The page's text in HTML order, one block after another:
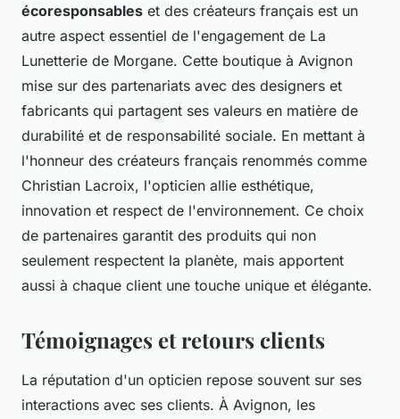
écoresponsables et des créateurs français est un
autre aspect essentiel de l'engagement de La
Lunetterie de Morgane. Cette boutique à Avignon
mise sur des partenariats avec des designers et
fabricants qui partagent ses valeurs en matière de
durabilité et de responsabilité sociale. En mettant à
l'honneur des créateurs français renommés comme
Christian Lacroix, l'opticien allie esthétique,
innovation et respect de l'environnement. Ce choix
de partenaires garantit des produits qui non
seulement respectent la planète, mais apportent
aussi à chaque client une touche unique et élégante.
Témoignages et retours clients
La réputation d'un opticien repose souvent sur ses
interactions avec ses clients. À Avignon, les